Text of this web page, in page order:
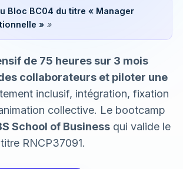
Bloc BC04 du titre « Manager
» »
de 75 heures sur 3 mois
collaborateurs et piloter une
inclusif, intégration, fixation
collective. Le bootcamp
School of Business qui valide le
RNCP37091.